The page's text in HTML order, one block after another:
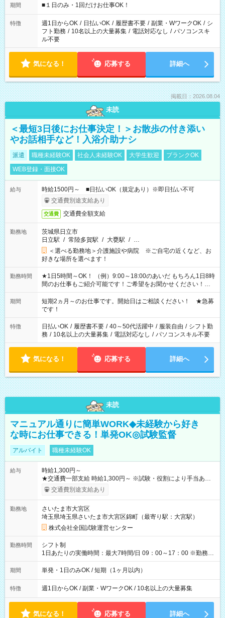
げるお仕事も！ ご希望のお時間に合わせてご紹介！ ※シフトは
ください！
期間 ■１日のみ・1回だけお仕事OK！
特徴 週1日からOK / 日払いOK / 履歴書不要 / 副業・WワークOK / シ
フト勤務 / 10名以上の大量募集 / 電話対応なし / パソコンスキ
ル不要
気になる！ 応募する 詳細へ
掲載日：2026.08.04
未読
＜最短3日後にお仕事決定！＞お散歩の付き添い
やお話相手など！入浴介助ナシ
派遣 職種未経験OK 社会人未経験OK 大学生歓迎
ブランクOK
WEB登録・面接OK
給与
時給1500円～ ■日払いOK（規定あり）※即日払い不可
交通費別途支給あり
交通費 交通費全額支給
勤務地
茨城県日立市
日立駅 / 常陸多賀駅 / 大甕駅 / …
＜選べる勤務地＞介護施設や病院 ※ご自宅の近くなど、お
好きな場所を選べます！
勤務時間
★1日5時間～OK！ （例）9:00～18:00のあいだ もちろん1日8時
間のお仕事もご紹介可能です！ご希望をお聞かせください！★
家庭の都合でお休みが必要な場合も遠慮なくご相談ください。
※週最低15時間以上の勤務が必要です
期間
短期2ヵ月～のお仕事です。開始日はご相談ください！ ★急募
です！
特徴 日払いOK / 履歴書不要 / 40～50代活躍中 / 服装自由 / シフト勤
務 / 10名以上の大量募集 / 電話対応なし / パソコンスキル不要
気になる！ 応募する 詳細へ
未読
マニュアル通りに簡単WORK◆未経験から好き
な時にお仕事できる！単発OK◎試験監督
アルバイト 職種未経験OK
給与
時給1,300円～
★交通費一部支給 時給1,300円～ ※試験・役割により手当あり
※勤務回数により昇給あり 【即給（前払い）オプションあ
り！】 希望される場合、勤務から1週間ほどで給与の一部を受け
例】 ・河合塾模擬試験 8:30～17:30（休憩1時間） 時給1,300円
×8時間＝日収10,400円＋交通費 ※当日の役割により時給＋100
円の場合あり ・国家試験 7:00～13:30（休憩なし） 時給1,300
円（役割手当＋100円）×6時間＝日収8,400円＋交通費 【試用期
間】試用期間なし
交通費別途支給あり
勤務地
さいたま市大宮区
埼玉県埼玉県さいたま市大宮区錦町（最寄り駅：大宮駅）
株式会社全国試験運営センター
勤務時間
シフト制
1日あたりの実働時間：最大7時間/日 09：00～17：00 ※勤務時
間は 試験により異なります。
期間 単発・1日のみOK / 短期（1ヶ月以内）
特徴 週1日からOK / 副業・WワークOK / 10名以上の大量募集
気になる！ 応募する 詳細へ